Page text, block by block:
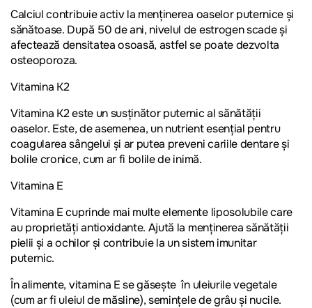
Calciul contribuie activ la menținerea oaselor puternice și
sănătoase. După 50 de ani, nivelul de estrogen scade și
afectează densitatea osoasă, astfel se poate dezvolta
osteoporoza.
Vitamina K2
Vitamina K2 este un susținător puternic al sănătății
oaselor. Este, de asemenea, un nutrient esențial pentru
coagularea sângelui și ar putea preveni cariile dentare și
bolile cronice, cum ar fi bolile de inimă.
Vitamina E
Vitamina E cuprinde mai multe elemente liposolubile care
au proprietăți antioxidante. Ajută la menținerea sănătății
pielii și a ochilor și contribuie la un sistem imunitar
puternic.
În alimente, vitamina E se găsește în uleiurile vegetale
(cum ar fi uleiul de măsline), semințele de grâu și nucile.